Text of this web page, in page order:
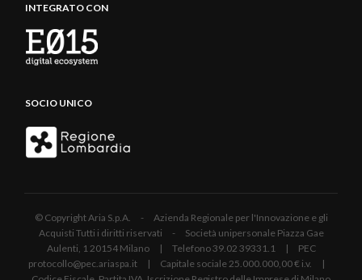
INTEGRATO CON
SOCIO UNICO
© Copyright Aria S.p.A. - Azienda Regionale per l'Innovazione e gli
Acquisti Tutti i diritti riservati - Società unipersonale Piazza Gae
Aulenti, 1 20154 Milano | Telefono 39.02 39331.1 | PEC
protocollo@pec.ariaspa.it | Capitale sociale 25.000.000,00 € i.v. |